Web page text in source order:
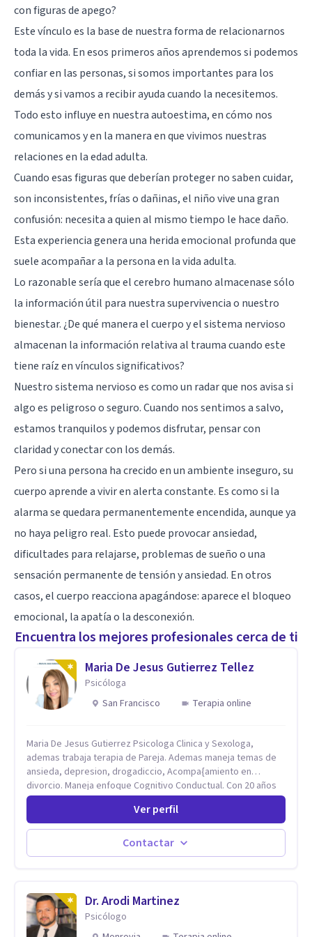
con figuras de apego?
Este vínculo es la base de nuestra forma de relacionarnos
toda la vida. En esos primeros años aprendemos si podemos
confiar en las personas, si somos importantes para los
demás y si vamos a recibir ayuda cuando la necesitemos.
Todo esto influye en nuestra autoestima, en cómo nos
comunicamos y en la manera en que vivimos nuestras
relaciones en la edad adulta.
Cuando esas figuras que deberían proteger no saben cuidar,
son inconsistentes, frías o dañinas, el niño vive una gran
confusión: necesita a quien al mismo tiempo le hace daño.
Esta experiencia genera una herida emocional profunda que
suele acompañar a la persona en la vida adulta.
Lo razonable sería que el cerebro humano almacenase sólo
la información útil para nuestra supervivencia o nuestro
bienestar. ¿De qué manera el cuerpo y el sistema nervioso
almacenan la información relativa al trauma cuando este
tiene raíz en vínculos significativos?
Nuestro sistema nervioso es como un radar que nos avisa si
algo es peligroso o seguro. Cuando nos sentimos a salvo,
estamos tranquilos y podemos disfrutar, pensar con
claridad y conectar con los demás.
Pero si una persona ha crecido en un ambiente inseguro, su
cuerpo aprende a vivir en alerta constante. Es como si la
alarma se quedara permanentemente encendida, aunque ya
no haya peligro real. Esto puede provocar ansiedad,
dificultades para relajarse, problemas de sueño o una
sensación permanente de tensión y ansiedad. En otros
casos, el cuerpo reacciona apagándose: aparece el bloqueo
emocional, la apatía o la desconexión.
Encuentra los mejores profesionales cerca de ti
Maria De Jesus Gutierrez Tellez
Psicóloga
San Francisco
Terapia online
Maria De Jesus Gutierrez Psicologa Clinica y Sexologa,
ademas trabaja terapia de Pareja. Ademas maneja temas de
ansieda, depresion, drogadiccio, Acompa{amiento en
divorcio. Maneja enfoque Cognitivo Conductual. Con 20 años
de experiencia, constantemente capacitandose en las
diferntes areas de la Salud Mental.
Ver perfil
Contactar
Dr. Arodi Martinez
Psicólogo